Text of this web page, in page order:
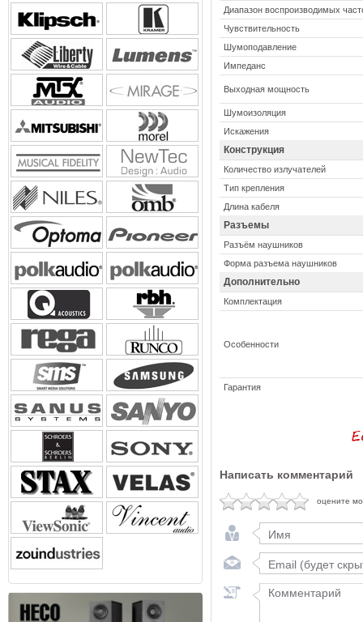
Диапазон воспроизводимых
Чувствительность
Шумоподавление
Импеданс
Выходная мощность
Шумоизоляция
Искажения
Конструкция
Количество излучателей
Тип крепления
Длина кабеля
Разъемы
Разъём наушников
Форма разъема наушников
Дополнительно
Комплектация
Особенности
Гарантия
Написать комментарий
оцените